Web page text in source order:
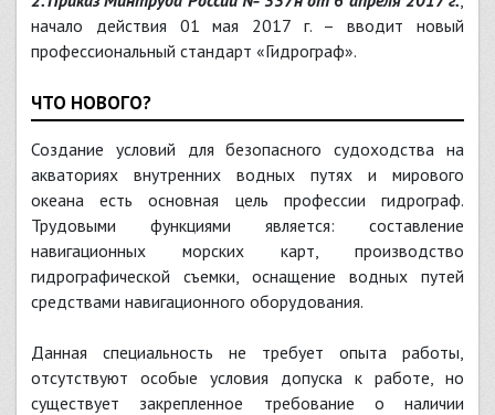
начало действия 01 мая 2017 г. – вводит новый
профессиональный стандарт «Гидрограф».
ЧТО НОВОГО?
Создание условий для безопасного судоходства на
акваториях внутренних водных путях и мирового
океана есть основная цель профессии гидрограф.
Трудовыми функциями является: составление
навигационных морских карт, производство
гидрографической съемки, оснащение водных путей
средствами навигационного оборудования.
Данная специальность не требует опыта работы,
отсутствуют особые условия допуска к работе, но
существует закрепленное требование о наличии